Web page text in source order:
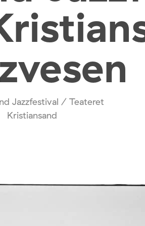
Jazzfestival / Teateret
Kristiansand